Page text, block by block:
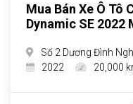
Mua Bán Xe Ô Tô
Dynamic SE 2022
Số 2 Dương Đình
2022
20,000